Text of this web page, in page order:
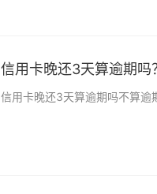
信用卡晚还3天算逾期
信用卡晚还3天算逾期吗不算